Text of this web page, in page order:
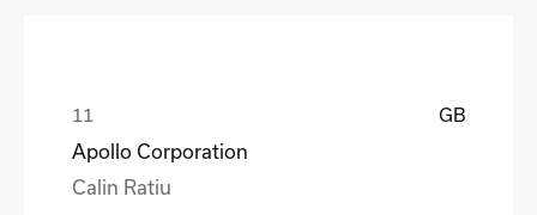
GB
Apollo Corporation
Calin Ratiu